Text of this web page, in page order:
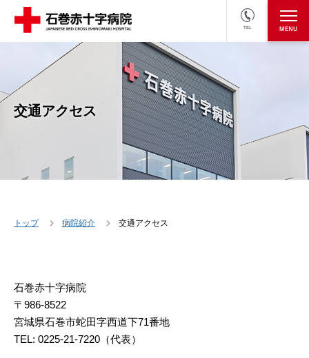
TEL
医療関係者の方
交通アクセス
トップ 病院紹介 交通アクセス
石巻赤十字病院
〒986-8522
宮城県石巻市蛇田字西道下71番地
TEL: 0225-21-7220（代表）